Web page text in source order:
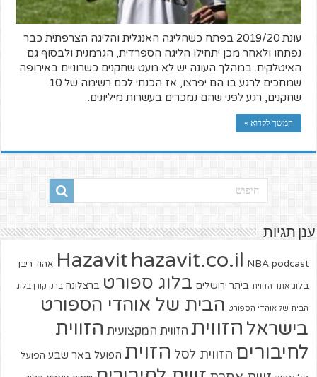
עונת 2019/20 בפתח כשהליגה האנגלית והליגה הצרפתית כבר
נפתחו ולאחר מכן יתחילו הליגה הספרדית, הגרמנית ולבסוף גם
האיטלקית. במהלך העונה יש לא מעט שחקנים כשרוניים באירופה
שמחכים לרגע בו הם יפרצו, אז הכנתי לכם רשימה של 10
שחקנים, רגע לפני שהם נמכרים בעשרות מיליונים.
המשך לקרוא »
ענן תגיות
Hazavit hazavit.co.il NBA podcast אהוד ריבן
בלוג אתר הזווית ביתר ירושלים בלוג ספורט ברצלונה ברק קורן בלוג
הבית של אוהדי הספורט הבית של אוהדי הספורט
בישראל הזווית הזווית המקצועית הזווית
לחיבורים הזווית לסל הזוית הפועל באר שבע הפועל